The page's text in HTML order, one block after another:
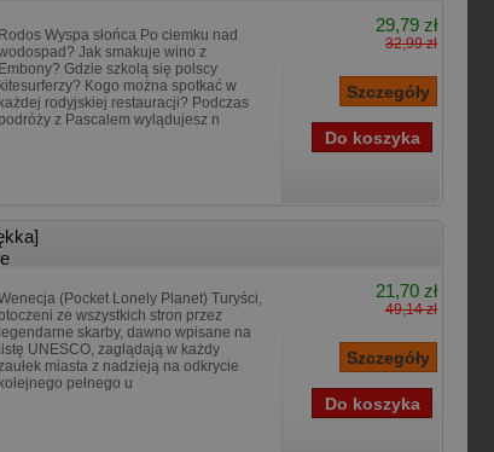
Rodos Wyspa słońca Po ciemku nad
Jak smakuje wino z
Embony? Gdzie szkolą się polscy
kitesurferzy? Kogo można spotkać w
każdej rodyjskiej restauracji? Podczas
podróży z Pascalem wylądujesz n
29,79 zł
32,99 zł
(Pocket Lonely Planet) Turyści,
ze wszystkich stron przez
legendarne skarby, dawno wpisane na
listę UNESCO, zaglądają w każdy
miasta z nadzieją na odkrycie
kolejnego pełnego u
21,70 zł
49,14 zł